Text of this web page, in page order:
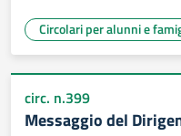
Circolari per alunni e
circ. n.399
Messaggio del